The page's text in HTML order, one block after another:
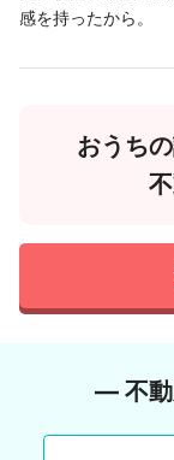
感を持ったから。
おうち
― 不動